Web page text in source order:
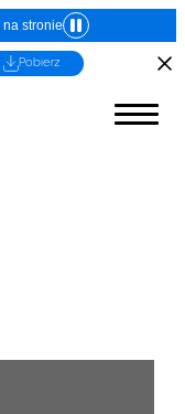
stronie
Pobierz